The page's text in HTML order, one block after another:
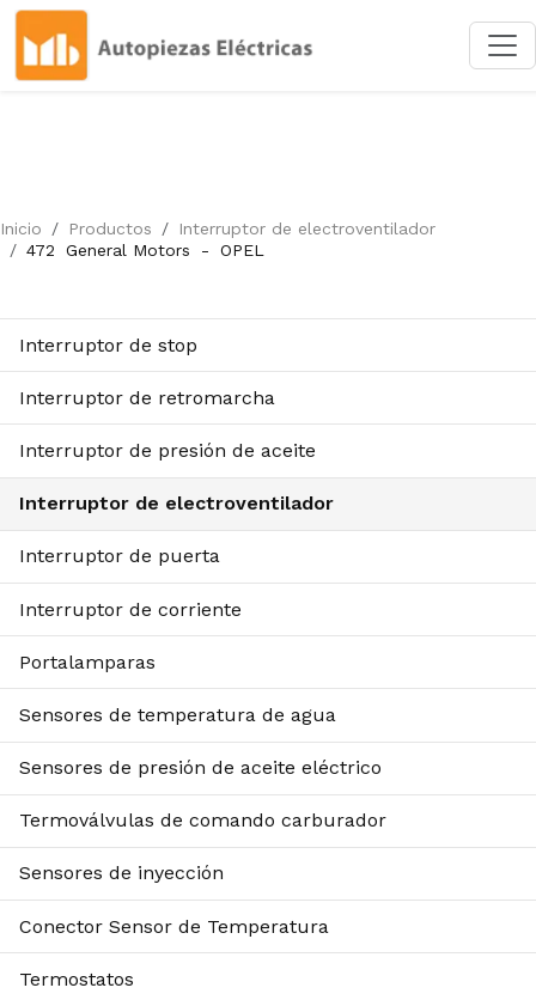
Inicio Productos
Interruptor de electroventilador
472
General Motors - OPEL
Interruptor de stop
Interruptor de retromarcha
Interruptor de presión de aceite
Interruptor de electroventilador
Interruptor de puerta
Interruptor de corriente
Portalamparas
Sensores de temperatura de agua
Sensores de presión de aceite eléctrico
Termoválvulas de comando carburador
Sensores de inyección
Conector Sensor de Temperatura
Termostatos